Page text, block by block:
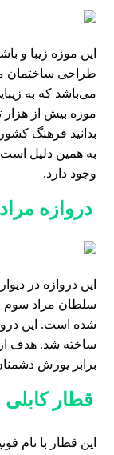
این موزه زیبا و
طراحی ساختمان
می‌باشد که به
موزه بیش از
بدانید فرهنگ
به همین دلیل
وجود دارد.
دروازه
این دروازه در
سلطان مراد سوم
ساخته شد. هدف
برابر یورش
قطار کابلی
این قطار با نام